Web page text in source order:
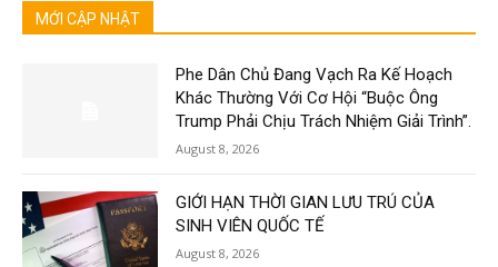
MỚI CẬP NHẬT
Phe Dân Chủ Đang Vạch Ra Kế Hoạch
Khác Thường Với Cơ Hội “Buộc Ông
Trump Phải Chịu Trách Nhiệm Giải Trình”.
August 8, 2026
GIỚI HẠN THỜI GIAN LƯU TRÚ CỦA
SINH VIÊN QUỐC TẾ
August 8, 2026